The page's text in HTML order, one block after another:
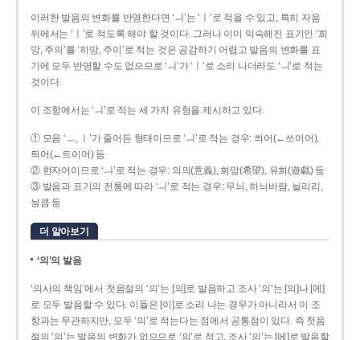
이러한 발음의 변화를 반영한다면 ‘ㅢ’는 ‘ㅣ’로 적을 수 있고, 특히 자음
뒤에서는 ‘ㅣ’로 적도록 해야 할 것이다. 그러나 이미 익숙해진 표기인 ‘희
망, 주의’를 ‘히망, 주이’로 적는 것은 공감하기 어렵고 발음의 변화를 표
기에 모두 반영할 수도 없으므로 ‘ㅢ’가 ‘ㅣ’로 소리 나더라도 ‘ㅢ’로 적는
것이다.
이 조항에서는 ‘ㅢ’로 적는 세 가지 유형을 제시하고 있다.
① 모음 ‘ㅡ, ㅣ’가 줄어든 형태이므로 ‘ㅢ’로 적는 경우: 씌어(←쓰이어),
틔어(←트이어) 등
② 한자어이므로 ‘ㅢ’로 적는 경우: 의의(意義), 희망(希望), 유희(遊戱) 등
③ 발음과 표기의 전통에 따라 ‘ㅢ’로 적는 경우: 무늬, 하늬바람, 늴리리,
닁큼 등
더 알아보기
‘의’의 발음
‘의사의 책임’에서 첫음절의 ‘의’는 [의]로 발음하고 조사 ‘의’는 [의]나 [에]
로 모두 발음할 수 있다. 이들은 [이]로 소리 나는 경우가 아니라서 이 조
항과는 무관하지만, 모두 ‘의’로 적는다는 점에서 공통점이 있다. 즉 첫음
절의 ‘의’는 발음의 변화가 없으므로 ‘의’로 적고, 조사 ‘의’는 [에]로 발음할